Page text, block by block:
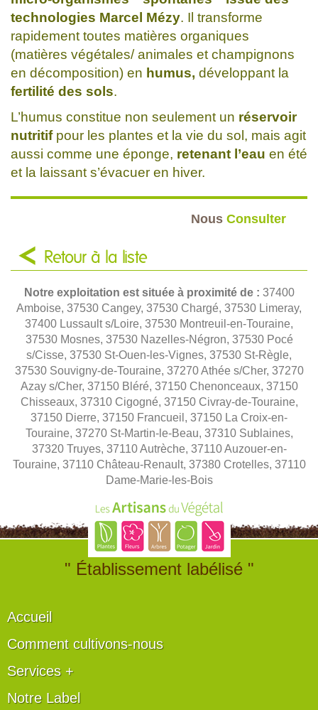
technologies Marcel Mézy. Il transforme
rapidement toutes matières organiques
(matières végétales/ animales et champignons
en décomposition) en humus, développant la
fertilité des sols.
L’humus constitue non seulement un réservoir
nutritifpour les plantes et la vie du sol, mais agit
aussi comme une éponge, retenant l’eau en été
et la laissant s’évacuer en hiver.
Nous Consulter
Retour à la liste
Notre exploitation est située à proximité de : 37400
Amboise, 37530 Cangey, 37530 Chargé, 37530 Limeray,
37400 Lussault s/Loire, 37530 Montreuil-en-Touraine,
37530 Mosnes, 37530 Nazelles-Négron, 37530 Pocé
s/Cisse, 37530 St-Ouen-les-Vignes, 37530 St-Règle,
37530 Souvigny-de-Touraine, 37270 Athée s/Cher, 37270
Azay s/Cher, 37150 Bléré, 37150 Chenonceaux, 37150
Chisseaux, 37310 Cigogné, 37150 Civray-de-Touraine,
37150 Dierre, 37150 Francueil, 37150 La Croix-en-
Touraine, 37270 St-Martin-le-Beau, 37310 Sublaines,
37320 Truyes, 37110 Autrèche, 37110 Auzouer-en-
Touraine, 37110 Château-Renault, 37380 Crotelles, 37110
Dame-Marie-les-Bois
" Établissement labélisé "
Accueil
Comment cultivons-nous
Services +
Notre Label